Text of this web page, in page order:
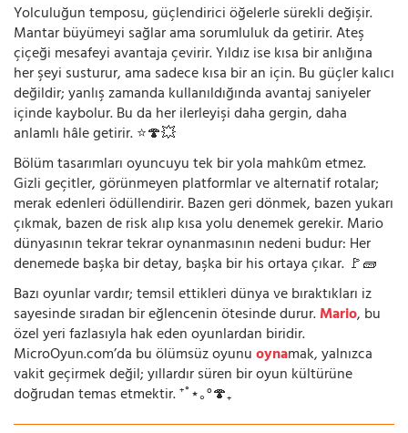
Yolculuğun temposu, güçlendirici öğelerle sürekli değişir.
Mantar büyümeyi sağlar ama sorumluluk da getirir. Ateş
çiçeği mesafeyi avantaja çevirir. Yıldız ise kısa bir anlığına
her şeyi susturur, ama sadece kısa bir an için. Bu güçler kalıcı
değildir; yanlış zamanda kullanıldığında avantaj saniyeler
içinde kaybolur. Bu da her ilerleyişi daha gergin, daha
anlamlı hâle getirir. ⭐🍄💥
Bölüm tasarımları oyuncuyu tek bir yola mahkûm etmez.
Gizli geçitler, görünmeyen platformlar ve alternatif rotalar;
merak edenleri ödüllendirir. Bazen geri dönmek, bazen yukarı
çıkmak, bazen de risk alıp kısa yolu denemek gerekir. Mario
dünyasının tekrar tekrar oynanmasının nedeni budur: Her
denemede başka bir detay, başka bir his ortaya çıkar. 🚩🧱
Bazı oyunlar vardır; temsil ettikleri dünya ve bıraktıkları iz
sayesinde sıradan bir eğlencenin ötesinde durur.Mario, bu
özel yeri fazlasıyla hak eden oyunlardan biridir.
MicroOyun.com’da bu ölümsüz oyunuoynamak, yalnızca
vakit geçirmek değil; yıllardır süren bir oyun kültürüne
doğrudan temas etmektir. ⁺˚⋆｡°🍄₊